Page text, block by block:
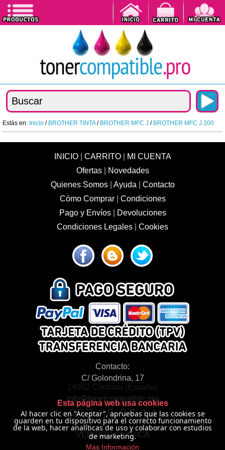
Estás en: Inicio / BROTHER TINTA/ BROTHER MFC J / BROTHER MFC J 200
INICIO| CARRITO|
MI CUENTA
Ofertas|
Novedades
Quienes Somos| Ayuda
Contacto
Cómo Comprar| Condiciones
Pago y Envíos|
Devoluciones
Condiciones Legales
Cookies
Contacto:
C/ Golondrina, 17
14002 Córdoba (España)
info@tonercompatible.pro
957 35 97 14
VERSIÓN CLÁSICA
Esta página web usa cookies
Al hacer clic en "Aceptar", apruebas que las cookies se
guarden en tu dispositivo para el correcto funcionamiento
de la web, hacer analíticas de uso y colaborar con estudios
de marketing.
Más Información